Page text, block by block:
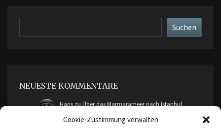
Cookie-Zustimmung verwalten
Suchen
NEUESTE KOMMENTARE
HanszuÜber das Marmarameer nach Istanbul